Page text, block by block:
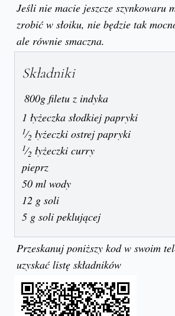
Jeśli nie macie jeszcze szynkowaru
zrobić w słoiku, nie będzie tak
ale równie smaczna.
Składniki
800g filetu z indyka
1 łyżeczka słodkiej papryki
1⁄2 łyżeczki ostrej papryki
1⁄2 łyżeczki curry
pieprz
50 ml wody
12 g soli
5 g soli peklującej
Przeskanuj poniższy kod w swoim
uzyskać listę składników